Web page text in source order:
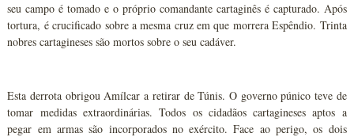
seu campo é tomado e o próprio comandante cartaginês é capturado. Após
tortura, é crucificado sobre a mesma cruz em que morrera Espêndio. Trinta
nobres cartagineses são mortos sobre o seu cadáver.
Esta derrota obrigou Amílcar a retirar de Túnis. O governo púnico teve de
tomar medidas extraordinárias. Todos os cidadãos cartagineses aptos a
pegar em armas são incorporados no exército. Face ao perigo, os dois